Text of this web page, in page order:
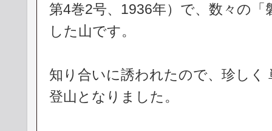
第4巻2号、1936年）で、数々の
した山です。
知り合いに誘われたので、珍しく
登山となりました。